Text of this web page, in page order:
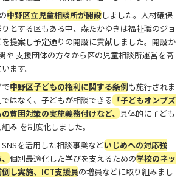
中野区立児童相談所が開設しました。人材確保
とする区もある中、森たかゆきは福祉職のジョ
提案し予定通りの開設に貢献しました。開設か
や 支援団体の方々から区の児童相談所運営を高
ます。
中野区子どもの権利に関する条例も施行されま
はなく、子どもが相談できる「子どもオンブズ
貧困対策の実施義務付けなど、具体的に子ども
み を制度化しました。
を活用した相談事業などいじめへの対応強
個別最適化した学びを支えるための学校のネッ
し実施、ICT支援員の増員などに取り組みまし